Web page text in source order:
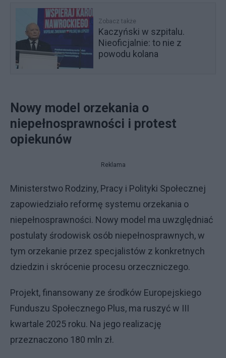
Zobacz także
Kaczyński w szpitalu.
Nieoficjalnie: to nie z
powodu kolana
Nowy model orzekania o
niepełnosprawności i protest
opiekunów
Reklama
Ministerstwo Rodziny, Pracy i Polityki Społecznej
zapowiedziało reformę systemu orzekania o
niepełnosprawności. Nowy model ma uwzględniać
postulaty środowisk osób niepełnosprawnych, w
tym orzekanie przez specjalistów z konkretnych
dziedzin i skrócenie procesu orzeczniczego.
Projekt, finansowany ze środków Europejskiego
Funduszu Społecznego Plus, ma ruszyć w III
kwartale 2025 roku. Na jego realizację
przeznaczono 180 mln zł.